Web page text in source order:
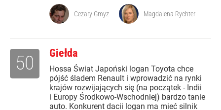
Cezary Gmyz Magdalena Rychter
Giełda
Hossa Świat Japoński logan Toyota chce
pójść śladem Renault i wprowadzić na rynki
krajów rozwijających się (na początek - Indii
i Europy Środkowo-Wschodniej) bardzo tanie
auto. Konkurent dacii logan ma mieć silnik
50